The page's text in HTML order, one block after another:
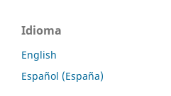
Idioma
English
Español (España)